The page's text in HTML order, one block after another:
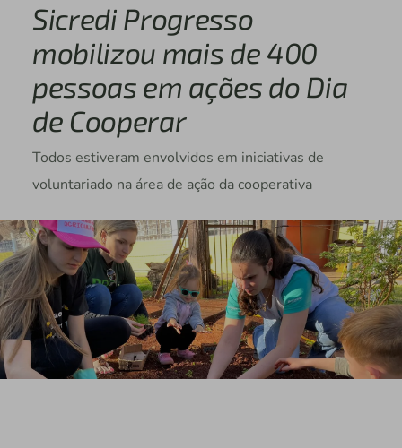
Sicredi Progresso
mobilizou mais de 400
pessoas em ações do Dia
de Cooperar
Todos estiveram envolvidos em iniciativas de
voluntariado na área de ação da cooperativa